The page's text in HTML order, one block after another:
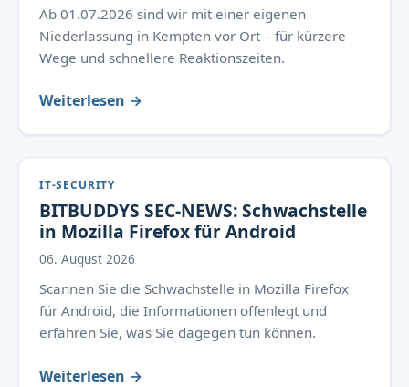
Ab 01.07.2026 sind wir mit einer eigenen
Niederlassung in Kempten vor Ort – für kürzere
Wege und schnellere Reaktionszeiten.
Weiterlesen →
IT-SECURITY
BITBUDDYS SEC-NEWS: Schwachstelle
in Mozilla Firefox für Android
06. August 2026
Scannen Sie die Schwachstelle in Mozilla Firefox
für Android, die Informationen offenlegt und
erfahren Sie, was Sie dagegen tun können.
Weiterlesen →